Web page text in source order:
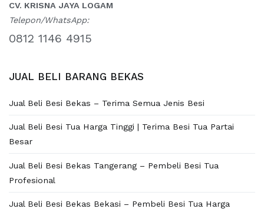
CV. KRISNA JAYA LOGAM
Telepon/WhatsApp:
0812 1146 4915
JUAL BELI BARANG BEKAS
Jual Beli Besi Bekas – Terima Semua Jenis Besi
Jual Beli Besi Tua Harga Tinggi | Terima Besi Tua Partai
Besar
Jual Beli Besi Bekas Tangerang – Pembeli Besi Tua
Profesional
Jual Beli Besi Bekas Bekasi – Pembeli Besi Tua Harga